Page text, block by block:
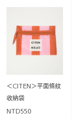
＜CITEN＞平面條紋
收納袋
NTD550